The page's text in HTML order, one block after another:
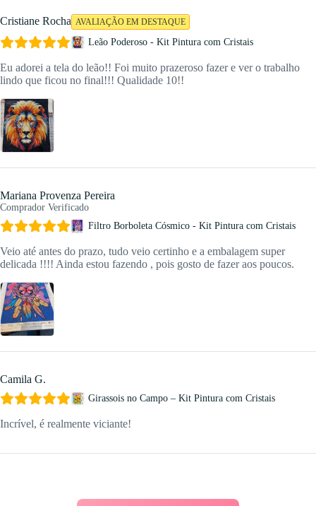
Cristiane Rocha AVALIAÇÃO EM DESTAQUE
Leão Poderoso - Kit Pintura com Cristais
Eu adorei a tela do leão!! Foi muito prazeroso fazer e ver o trabalho
lindo que ficou no final!!! Qualidade 10!!
Mariana Provenza Pereira
Comprador Verificado
Filtro Borboleta Cósmico - Kit Pintura com Cristais
Veio até antes do prazo, tudo veio certinho e a embalagem super
delicada !!!! Ainda estou fazendo , pois gosto de fazer aos poucos.
Camila G.
Girassois no Campo – Kit Pintura com Cristais
Incrível, é realmente viciante!